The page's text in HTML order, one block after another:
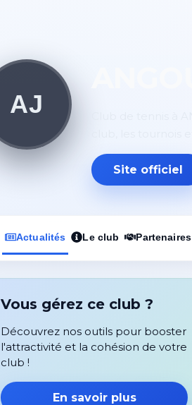
AJ
Site officiel
Actualités Le club Partenaires
Vous gérez ce club ?
Découvrez nos outils pour booster
l'attractivité et la cohésion de votre
club !
En savoir plus